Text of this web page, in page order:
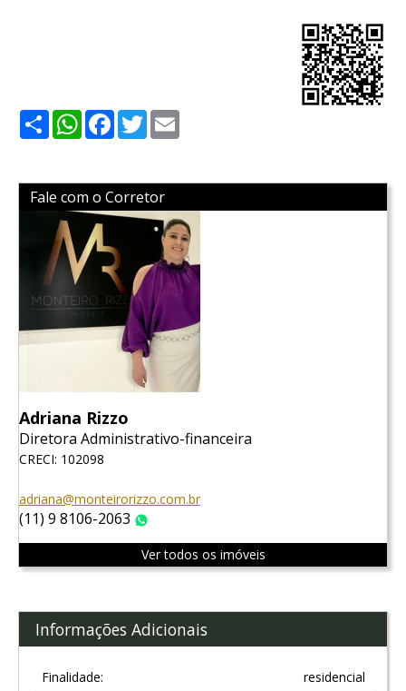
ShareWhatsApp
Facebook
Twitter
Fale com o Corretor
Adriana Rizzo
Diretora Administrativo-financeira
CRECI: 102098
adriana@monteirorizzo.com.br
(11) 9 8106-2063
Ver todos os imóveis
Informações Adicionais
Finalidade: residencial